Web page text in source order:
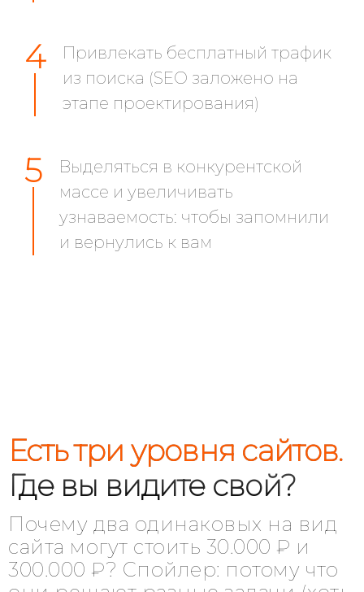
4
Привлекать бесплатный трафик
из поиска (SEO заложено на
этапе проектирования)
5
Выделяться в конкурентской
массе и увеличивать
узнаваемость: чтобы запомнили
и вернулись к вам
Есть три уровня сайтов.
Где вы видите свой?
Почему два одинаковых на вид
сайта могут стоить 30.000 ₽ и
300.000 ₽? Спойлер: потому что